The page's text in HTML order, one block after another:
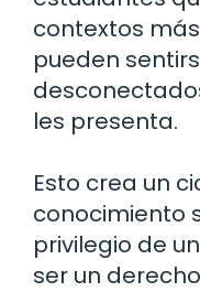
contextos
pueden
les presenta.
Esto crea un
conocimiento
privilegio de
ser un